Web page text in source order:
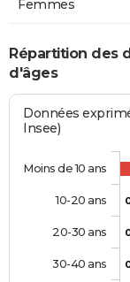
Femmes
Répartition des
d'âges
Données
Insee)
Moins de 10 ans
10-20 ans
20-30 ans
30-40 ans